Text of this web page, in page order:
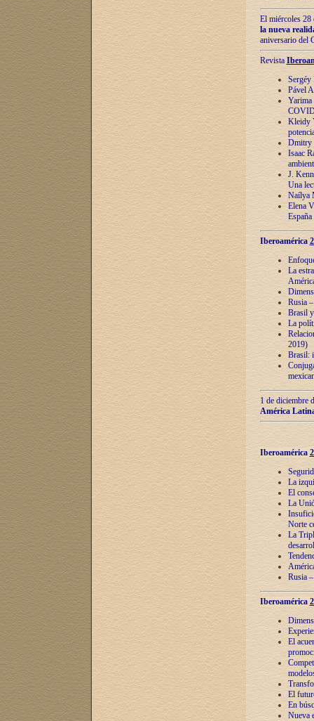
El miércoles 28
la nueva
aniversario del
Revista
Sergéy
Pável
Yarima
Kleidy
Dmitry
Isaac
J.
Una
Naílya
Elena
España
Iberoamérica
La
Rusia
Brasil
La
2019)
Brasil:
1 de diciembre
América
Iberoamérica
La
El
La
Norte
La
Rusia
Iberoamérica
El
El
En
Nueva